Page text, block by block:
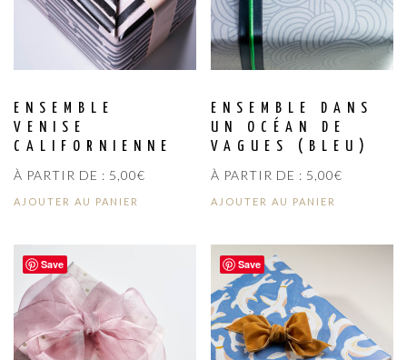
ENSEMBLE
VENISE
CALIFORNIENNE
À PARTIR DE : 5,00€
AJOUTER AU PANIER
ENSEMBLE DANS
UN OCÉAN DE
VAGUES (BLEU)
À PARTIR DE : 5,00€
AJOUTER AU PANIER
Save Save